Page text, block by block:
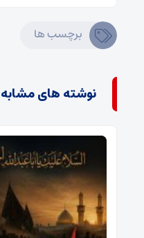
برچسب ها
نوشته های مشابه